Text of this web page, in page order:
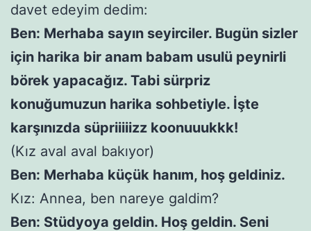
davet edeyim dedim:
Ben: Merhaba sayın seyirciler. Bugün sizler
için harika bir anam babam usulü peynirli
börek yapacağız. Tabi sürpriz
konuğumuzun harika sohbetiyle. İşte
karşınızda süpriiiiizz koonuuukkk!
(Kız aval aval bakıyor)
Ben: Merhaba küçük hanım, hoş geldiniz.
Kız: Annea, ben nareye galdim?
Ben: Stüdyoya geldin. Hoş geldin. Seni